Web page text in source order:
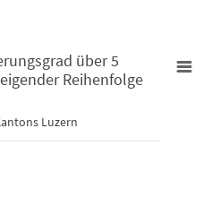
Jahre in aufsteigender
über 5
Reihenfolge
Luzern